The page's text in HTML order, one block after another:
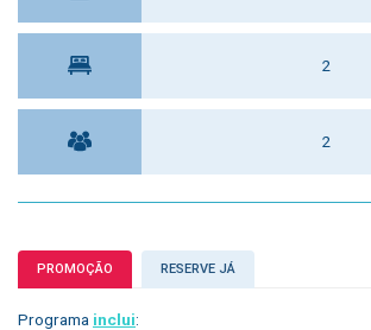
2
2
PROMOÇÃO RESERVE JÁ
Programa inclui: